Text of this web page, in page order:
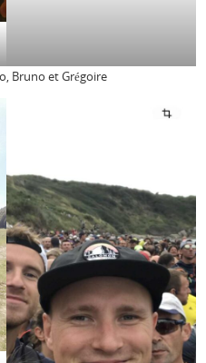
Bruno et Grégoire